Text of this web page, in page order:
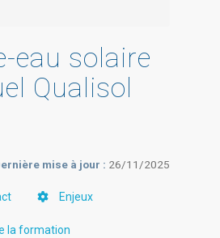
eau solaire
Qualisol
mise à jour : 26/11/2025
Enjeux
la formation